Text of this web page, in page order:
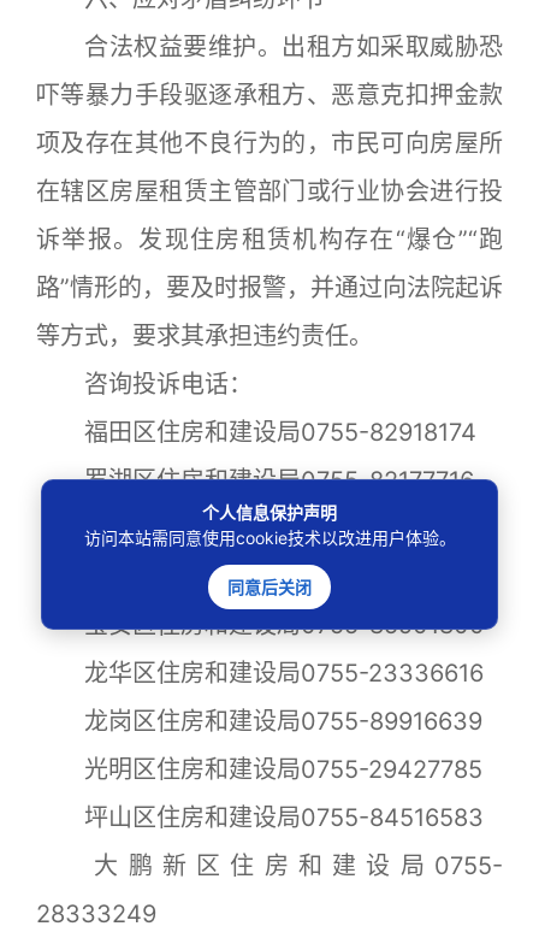
合法权益要维护。出租方如采取威胁恐
吓等暴力手段驱逐承租方、恶意克扣押金款
项及存在其他不良行为的，市民可向房屋所
在辖区房屋租赁主管部门或行业协会进行投
诉举报。发现住房租赁机构存在“爆仓”“跑
路”情形的，要及时报警，并通过向法院起诉
等方式，要求其承担违约责任。
咨询投诉电话：
福田区住房和建设局0755-82918174
罗湖区住房和建设局0755-82177716
盐田区住房和建设局0755-25037732
南山区住房和建设局0755-26562854
宝安区住房和建设局0755-85901800
龙华区住房和建设局0755-23336616
龙岗区住房和建设局0755-89916639
光明区住房和建设局0755-29427785
坪山区住房和建设局0755-84516583
大鹏新区住房和建设局0755-
28333249
个人信息保护声明
访问本站需同意使用cookie技术以改进用户体验。
同意后关闭